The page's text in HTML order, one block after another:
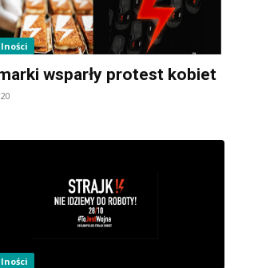
wsparły protest kobiet